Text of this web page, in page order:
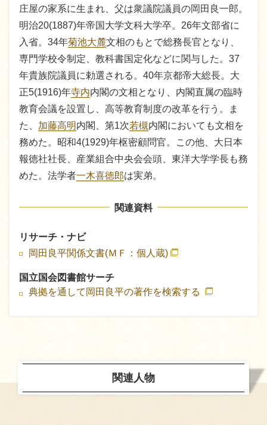
庄屋の家系に生まれ、父は衆議院議員の岡田良一郎。
明治20(1887)年帝国大学文科大学卒。26年文部省に
入省。34年菊池大麓文相のもとで総務長官となり、
専門学校令制定、教科書国定化などに関与した。37
年貴族院議員に勅選される。40年京都帝大総長。大
正5(1916)年寺内内閣の文相となり、内閣直属の臨時
教育会議を設置し、高等教育制度の改革を行う。ま
た、 加藤高明内閣、第1次若槻内閣においても文相を
務めた。昭和4(1929)年枢密顧問官。この他、大日本
報徳社社長、産業組合中央会会頭、東洋大学学長も務
めた。法学者一木喜徳郎は実弟。
関連資料
リサーチ・ナビ
岡田良平関係文書(ＭＦ：個人蔵)
国立国会図書館サーチ
典拠を通して岡田良平の著作を検索する
関連人物